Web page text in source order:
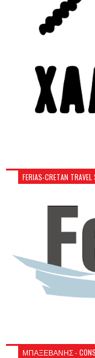
FERIAS-CRETAN TRAVEL
ΜΠΑΞΕΒΑΝΗΣ -